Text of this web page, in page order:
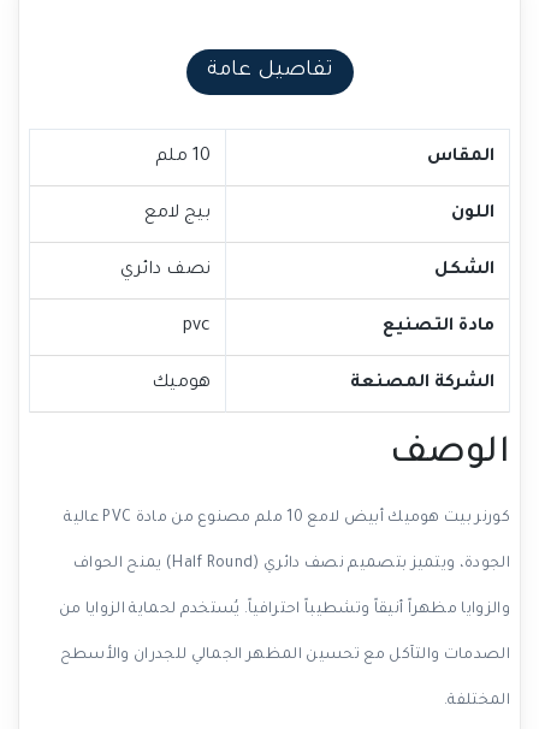
تفاصيل عامة
المقاس 10 ملم
اللون بيج لامع
الشكل نصف دائري
مادة التصنيع pvc
الشركة المصنعة هوميك
الوصف
كورنر بيت هوميك أبيض لامع 10 ملم مصنوع من مادة PVC عالية
الجودة، ويتميز بتصميم نصف دائري (Half Round) يمنح الحواف
والزوايا مظهراً أنيقاً وتشطيباً احترافياً. يُستخدم لحماية الزوايا من
الصدمات والتآكل مع تحسين المظهر الجمالي للجدران والأسطح
المختلفة.